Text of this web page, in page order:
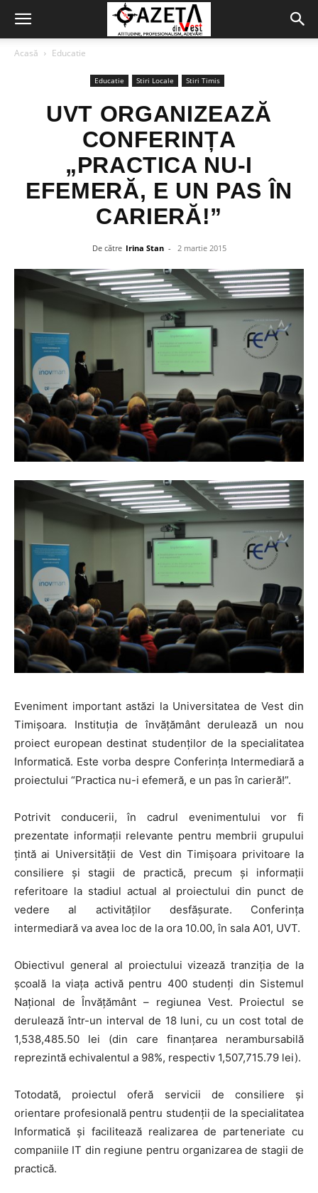
Acasă Educatie
Educatie Stiri Locale Stiri Timis
UVT ORGANIZEAZĂ
CONFERINȚA
„PRACTICA NU-I
EFEMERĂ, E UN PAS ÎN
CARIERĂ!”
De către Irina Stan - 2 martie 2015
Eveniment important astăzi la Universitatea de Vest din
Timișoara. Instituția de învățământ derulează un nou
proiect european destinat studenților de la specialitatea
Informatică. Este vorba despre Conferința Intermediară a
proiectului “Practica nu-i efemeră, e un pas în carieră!”.
Potrivit conducerii, în cadrul evenimentului vor fi
prezentate informații relevante pentru membrii grupului
țintă ai Universității de Vest din Timișoara privitoare la
consiliere și stagii de practică, precum și informații
referitoare la stadiul actual al proiectului din punct de
vedere al activităților desfășurate. Conferința
intermediară va avea loc de la ora 10.00, în sala A01, UVT.
Obiectivul general al proiectului vizează tranziția de la
școală la viața activă pentru 400 studenţi din Sistemul
Naţional de Învăţământ – regiunea Vest. Proiectul se
derulează într-un interval de 18 luni, cu un cost total de
1,538,485.50 lei (din care finanţarea nerambursabilă
reprezintă echivalentul a 98%, respectiv 1,507,715.79 lei).
Totodată, proiectul oferă servicii de consiliere și
orientare profesională pentru studenții de la specialitatea
Informatică și facilitează realizarea de parteneriate cu
companiile IT din regiune pentru organizarea de stagii de
practică.